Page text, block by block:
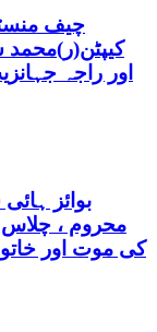
چیف
کیپٹن(ر)محمد
اور راجہ
بوائز
محروم ،
کی موت اور